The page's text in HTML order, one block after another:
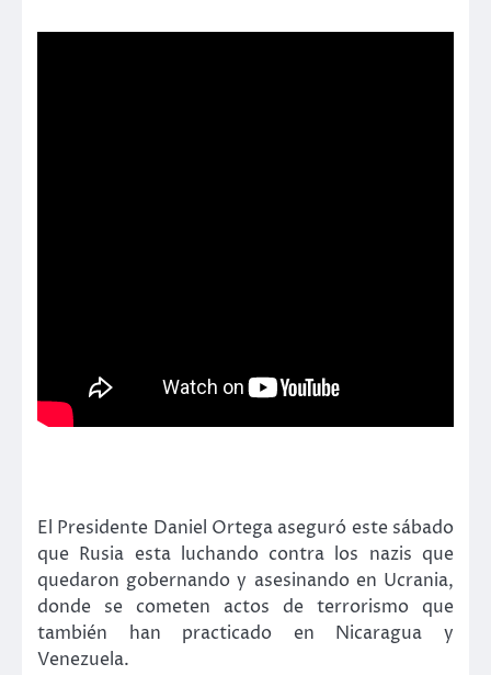
El Presidente Daniel Ortega aseguró este sábado
que Rusia esta luchando contra los nazis que
quedaron gobernando y asesinando en Ucrania,
donde se cometen actos de terrorismo que
también han practicado en Nicaragua y
Venezuela.